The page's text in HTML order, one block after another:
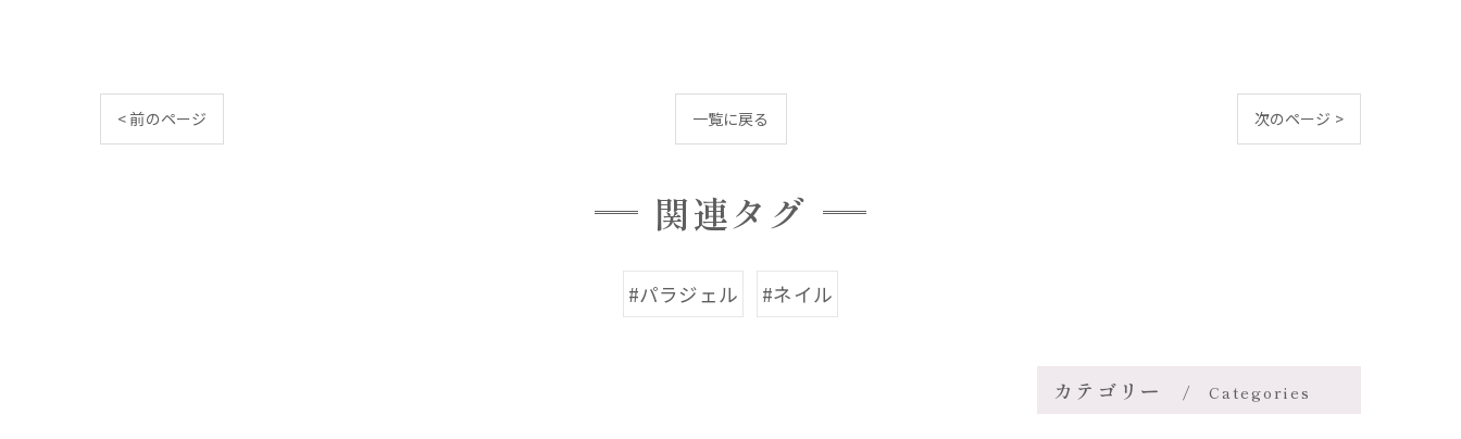
< 前のページ 一覧に戻る 次のページ >
関連タグ
#パラジェル #ネイル
カテゴリー Categories